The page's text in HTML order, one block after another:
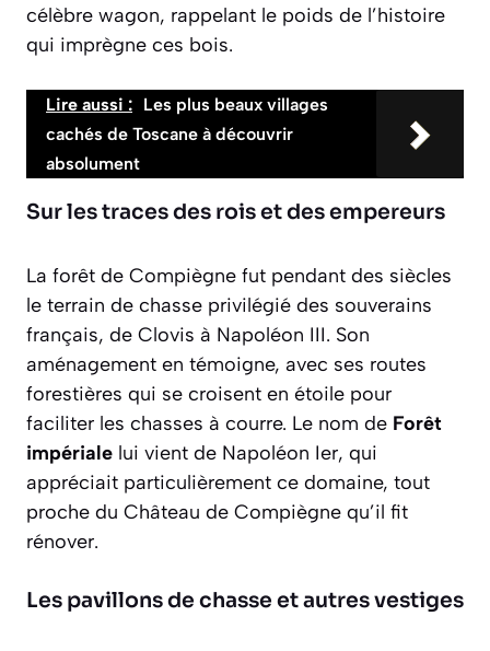
célèbre wagon, rappelant le poids de l’histoire
qui imprègne ces bois.
Lire aussi : Les plus beaux villages
cachés de Toscane à découvrir
absolument
Sur les traces des rois et des empereurs
La forêt de Compiègne fut pendant des siècles
le terrain de chasse privilégié des souverains
français, de Clovis à Napoléon III. Son
aménagement en témoigne, avec ses routes
forestières qui se croisent en étoile pour
faciliter les chasses à courre. Le nom de Forêt
impériale lui vient de Napoléon Ier, qui
appréciait particulièrement ce domaine, tout
proche du Château de Compiègne qu’il fit
rénover.
Les pavillons de chasse et autres vestiges